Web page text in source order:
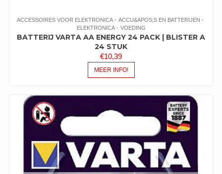
ACCESSOIRES VOOR ELEKTRONICA
ACCU&APOS;S EN BATTERIJEN
ELEKTRONICA
VOEDING
BATTERIJ VARTA AA ENERGY 24 PACK | BLISTER A
24 STUK
€10,39
MEER INFO!